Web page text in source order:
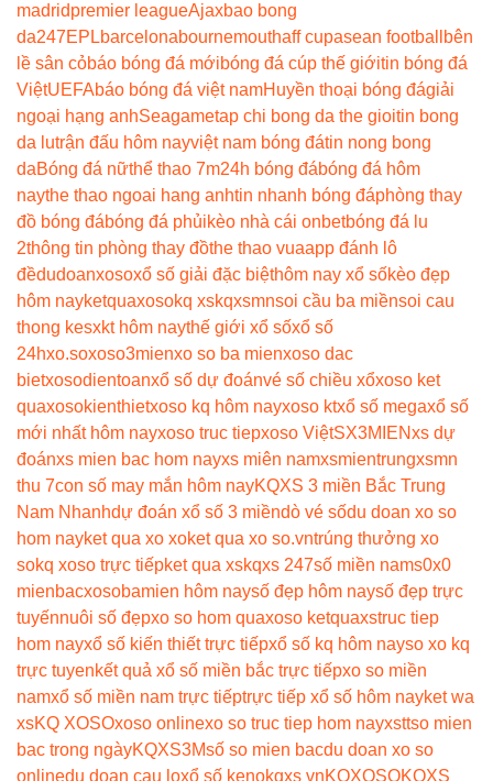
madridpremier leagueAjaxbao bong
da247EPLbarcelonabournemouthaff cupasean football
bên
lề sân cỏbáo bóng đá mớibóng đá cúp thế giớitin bóng đá
ViệtUEFAbáo bóng đá việt namHuyền thoại bóng đágiải
ngoại hạng anhSeagametap chi bong da the gioitin bong
da lutrận đấu hôm nayviệt nam bóng đátin nong bong
daBóng đá nữthể thao 7m24h bóng đábóng đá hôm
naythe thao ngoai hang anhtin nhanh bóng đáphòng thay
đồ bóng đábóng đá phủikèo nhà cái onbetbóng đá lu
2thông tin phòng thay đồthe thao vuaapp đánh lô
đềdudoanxosoxổ số giải đặc biệthôm nay xổ sốkèo đẹp
hôm nayketquaxosokq xskqxsmnsoi cầu ba miềnsoi cau
thong kesxkt hôm naythế giới xổ sốxổ số
24hxo.soxoso3mienxo so ba mienxoso dac
bietxosodientoanxổ số dự đoánvé số chiều xổxoso ket
quaxosokienthietxoso kq hôm nayxoso ktxổ số megaxổ số
mới nhất hôm nayxoso truc tiepxoso ViệtSX3MIENxs dự
đoánxs mien bac hom nayxs miên namxsmientrungxsmn
thu 7con số may mắn hôm nayKQXS 3 miền Bắc Trung
Nam Nhanhdự đoán xổ số 3 miềndò vé sốdu doan xo so
hom nayket qua xo xoket qua xo so.vntrúng thưởng xo
sokq xoso trực tiếpket qua xskqxs 247số miền nams0x0
mienbacxosobamien hôm naysố đẹp hôm naysố đẹp trực
tuyếnnuôi số đẹpxo so hom quaxoso ketquaxstruc tiep
hom nayxổ số kiến thiết trực tiếpxổ số kq hôm nayso xo kq
trực tuyenkết quả xổ số miền bắc trực tiếpxo so miền
namxổ số miền nam trực tiếptrực tiếp xổ số hôm nayket wa
xsKQ XOSOxoso onlinexo so truc tiep hom nayxsttso mien
bac trong ngàyKQXS3Msố so mien bacdu doan xo so
onlinedu doan cau loxổ số kenokqxs vnKQXOSOKQXS